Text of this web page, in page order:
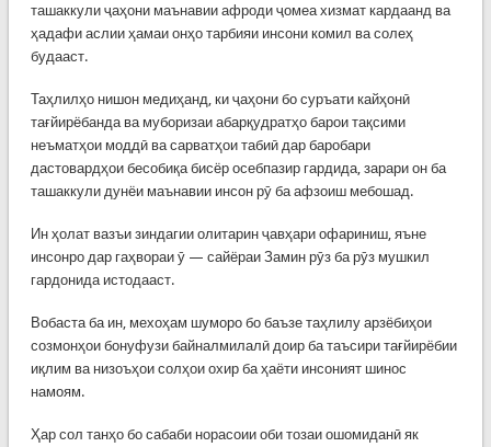
ташаккули ҷаҳони маънавии афроди ҷомеа хизмат кардаанд ва
ҳадафи аслии ҳамаи онҳо тарбияи инсони комил ва солеҳ
будааст.
Таҳлилҳо нишон медиҳанд, ки ҷаҳони бо суръати кайҳонӣ
тағйирёбанда ва муборизаи абарқудратҳо барои тақсими
неъматҳои моддӣ ва сарватҳои табиӣ дар баробари
дастовардҳои бесобиқа бисёр осебпазир гардида, зарари он ба
ташаккули дунёи маънавии инсон рӯ ба афзоиш мебошад.
Ин ҳолат вазъи зиндагии олитарин ҷавҳари офариниш, яъне
инсонро дар гаҳвораи ӯ — сайёраи Замин рӯз ба рӯз мушкил
гардонида истодааст.
Вобаста ба ин, мехоҳам шуморо бо баъзе таҳлилу арзёбиҳои
созмонҳои бонуфузи байналмилалӣ доир ба таъсири тағйирёбии
иқлим ва низоъҳои солҳои охир ба ҳаёти инсоният шинос
намоям.
Ҳар сол танҳо бо сабаби норасоии оби тозаи ошомиданӣ як